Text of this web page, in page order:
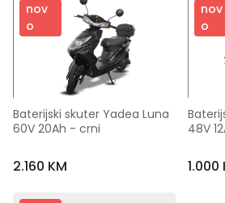
nov
o
Baterijski skuter Yadea Luna
60V 20Ah - crni
2.160 KM
nov
o
48V
1.000